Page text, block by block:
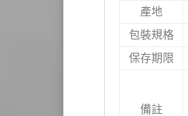
產地
包裝規格
保存期限
備註